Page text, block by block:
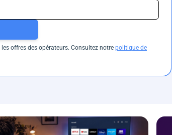
offres des opérateurs. Consultez notre politique de